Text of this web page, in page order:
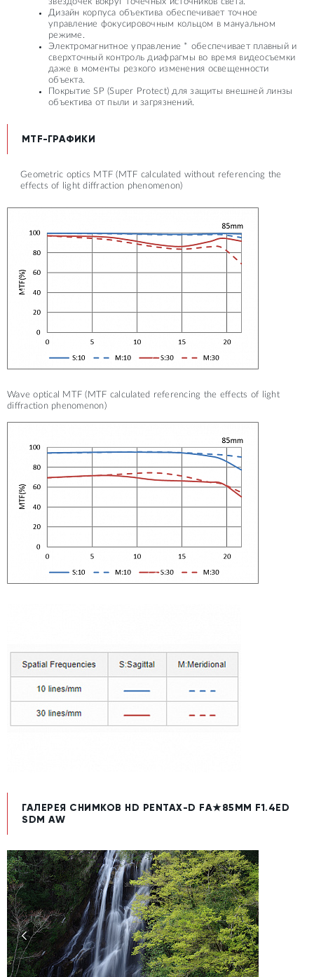
Дизайн корпуса объектива обеспечивает точное
управление фокусировочным кольцом в мануальном
режиме.
Электромагнитное управление * обеспечивает плавный и
сверхточный контроль диафрагмы во время видеосъемки
даже в моменты резкого изменения освещенности
объекта.
Покрытие SP (Super Protect) для защиты внешней линзы
объектива от пыли и загрязнений.
MTF-ГРАФИКИ
Geometric optics MTF (MTF calculated without referencing the
effects of light diffraction phenomenon)
F4
Wave optical MTF (MTF calculated referencing the effects of light
diffraction phenomenon)
F1.4
ГАЛЕРЕЯ СНИМКОВ HD PENTAX-D FA★85MM F1.4ED
SDM AW